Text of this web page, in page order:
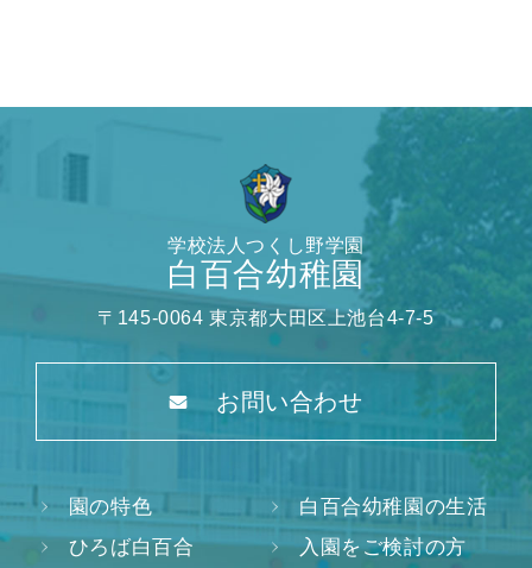
学校法人つくし野学園
白百合幼稚園
〒145-0064 東京都大田区上池台4-7-5
お問い合わせ
園の特色
白百合幼稚園の生活
ひろば白百合
入園をご検討の方